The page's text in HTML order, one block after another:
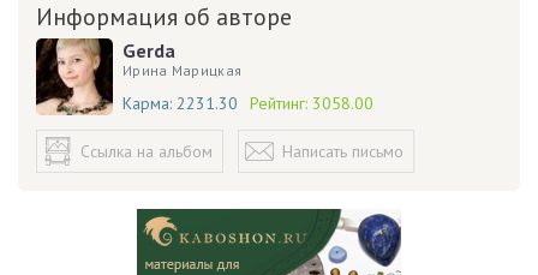
Информация об авторе
Gerda
Ирина Марицкая
Карма: 2231.30 Рейтинг: 3058.00
Ссылка на альбом Написать письмо